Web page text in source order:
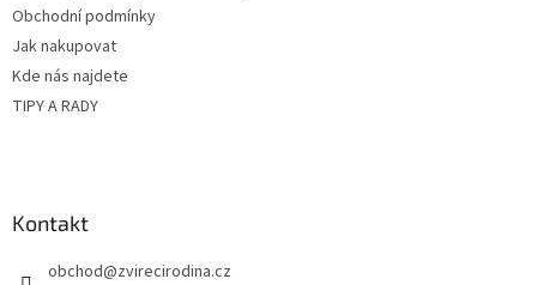
Obchodní podmínky
Jak nakupovat
Kde nás najdete
TIPY A RADY
Kontakt
obchod@zvirecirodina.cz